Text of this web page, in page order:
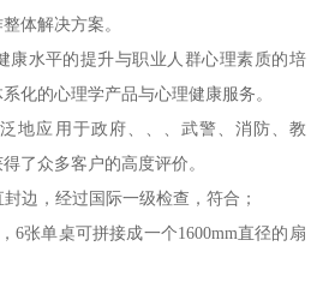
体解决方案。
康水平的提升与职业人群心理素质的培
化的心理学产品与心理健康服务。
地应用于政府、、、武警、消防、教
了众多客户的高度评价。
边，经过国际一级检查，符合；
6张单桌可拼接成一个1600mm直径的扇